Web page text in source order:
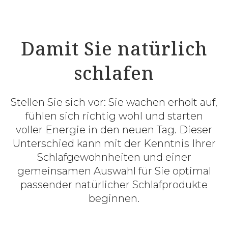
Damit Sie natürlich
schlafen
Stellen Sie sich vor: Sie wachen erholt auf,
fühlen sich richtig wohl und starten
voller Energie in den neuen Tag. Dieser
Unterschied kann mit der Kenntnis Ihrer
Schlafgewohnheiten und einer
gemeinsamen Auswahl für Sie optimal
passender natürlicher Schlafprodukte
beginnen.